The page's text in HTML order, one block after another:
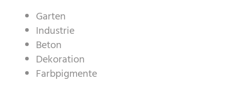
PRODUKTKATALOG
Garten
Industrie
Beton
Dekoration
Farbpigmente